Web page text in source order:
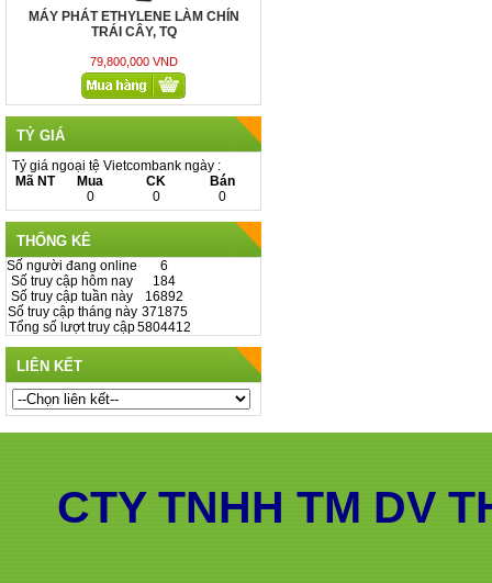
BUỒNG ĐẾM KẺ Ô LƯỚI KHÔNG
TRÁNG BẠC
1.500.000 - 2.000.000
TỶ GIÁ
Tỷ giá ngoại tệ Vietcombank ngày :
Mã NT
Mua CK
Bán
0
0 0
THỐNG KÊ
Số người đang online
6
Số truy cập hôm nay
184
Số truy cập tuần này
16892
Số truy cập tháng này 371875
Tổng số lượt truy cập5804412
LIÊN KẾT
CTY TNHH TM DV